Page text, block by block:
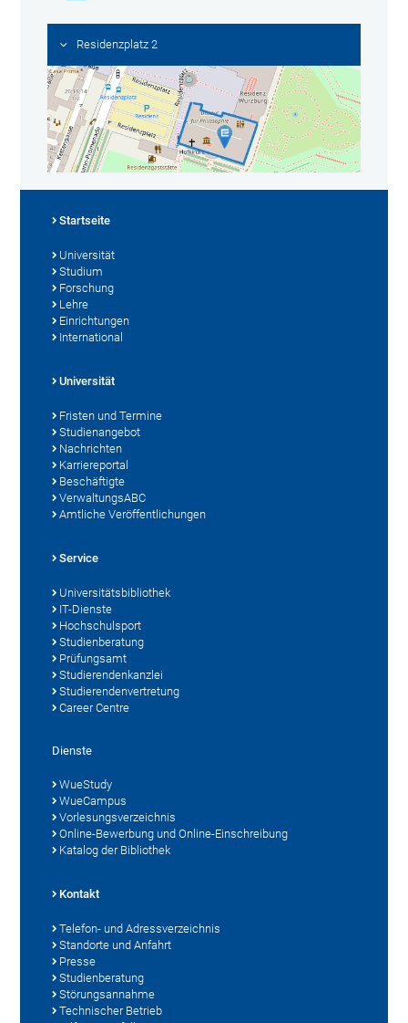
Residenzplatz 2
Startseite
Universität
Studium
Forschung
Lehre
Einrichtungen
International
Universität
Fristen und Termine
Studienangebot
Nachrichten
Karriereportal
Beschäftigte
VerwaltungsABC
Amtliche Veröffentlichungen
Service
Universitätsbibliothek
IT-Dienste
Hochschulsport
Studienberatung
Prüfungsamt
Studierendenkanzlei
Studierendenvertretung
Career Centre
Dienste
WueStudy
WueCampus
Vorlesungsverzeichnis
Online-Bewerbung und Online-Einschreibung
Katalog der Bibliothek
Kontakt
Telefon- und Adressverzeichnis
Standorte und Anfahrt
Presse
Studienberatung
Störungsannahme
Technischer Betrieb